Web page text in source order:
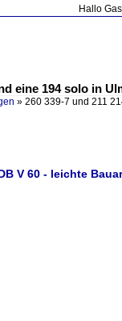
Hallo
eine 194 solo in
» 260 339-7 und 211
V 60 - leichte